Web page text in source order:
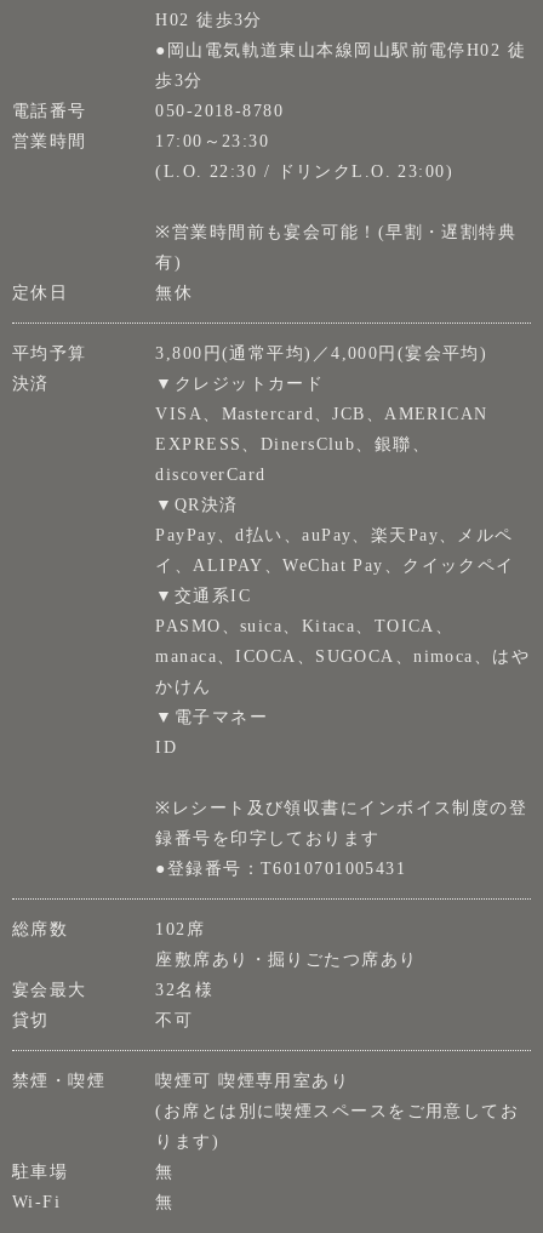
H02 徒歩3分
●岡山電気軌道東山本線岡山駅前電停H02 徒
歩3分
電話番号
050-2018-8780
営業時間
17:00～23:30
(L.O. 22:30 / ドリンクL.O. 23:00)
※営業時間前も宴会可能！(早割・遅割特典
有)
定休日
無休
平均予算
3,800円(通常平均)／4,000円(宴会平均)
決済
▼クレジットカード
VISA、Mastercard、JCB、AMERICAN
EXPRESS、DinersClub、銀聯、
discoverCard
▼QR決済
PayPay、d払い、auPay、楽天Pay、メルペ
イ、ALIPAY、WeChat Pay、クイックペイ
▼交通系IC
PASMO、suica、Kitaca、TOICA、
manaca、ICOCA、SUGOCA、nimoca、はや
かけん
▼電子マネー
ID
※レシート及び領収書にインボイス制度の登
録番号を印字しております
●登録番号：T6010701005431
総席数
102席
座敷席あり・掘りごたつ席あり
宴会最大
32名様
貸切
不可
禁煙・喫煙
喫煙可 喫煙専用室あり
(お席とは別に喫煙スペースをご用意してお
ります)
駐車場
無
Wi-Fi
無